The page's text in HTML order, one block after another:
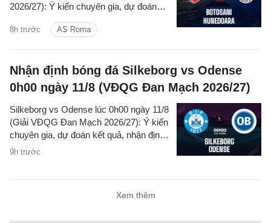
8h trước AS Roma
2026/27): Ý kiến chuyên gia, dự đoán
thống kê chi tiết về hai đội.
Nhận định bóng đá Silkeborg vs Odense
0h00 ngày 11/8 (VĐQG Đan Mạch 2026/27)
9h trước
Silkeborg vs Odense lúc 0h00 ngày 11/8
(Giải VĐQG Đan Mạch 2026/27): Ý kiến
chuyên gia, dự đoán kết quả, nhận định
- phân tích trận đấu, thống kê chi tiết về
Xem thêm